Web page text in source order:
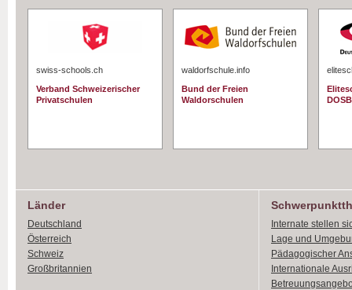
swiss-schools.ch
Verband Schweizerischer
Privatschulen
waldorfschule.info
Bund der Freien
Waldorschulen
DOSB
Länder
Deutschland
Österreich
Schweiz
Großbritannien
Internate stellen
Lage und
Pädagogischer
Internationale